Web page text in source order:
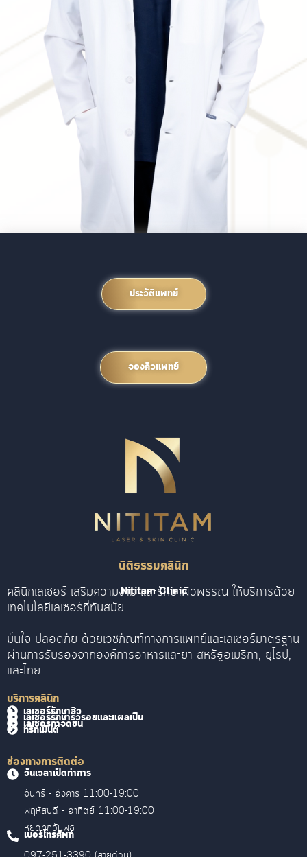
ประวัติแพทย์
จองคิวแพทย์
นิติธรรมคลินิก
Nititam Clinic
คลินิกเลเซอร์ เสริมความงาม และรักษาผิวพรรณ ให้บริการด้วย
เทคโนโลยีเลเซอร์ที่ทันสมัย
มั่นใจ ปลอดภัย ด้วยเวชภัณฑ์ทางการแพทย์และเลเซอร์มาตรฐาน
ผ่านการรับรองจากองค์การอาหารและยา สหรัฐอเมริกา, ยุโรป,
และไทย
บริการคลินิก
เลเซอร์รักษาสิว
เลเซอร์รักษาริ้วรอยและแผลเป็น
เลเซอร์กำจัดขน
ทรีทเม้นต์
ช่องทางการติดต่อ
วันเวลาเปิดทำการ
จันทร์ - อังคาร 11:00-19:00
พฤหัสบดี - อาทิตย์ 11:00-19:00
หยุดทุกวันพุธ
เบอร์โทรศัพท์